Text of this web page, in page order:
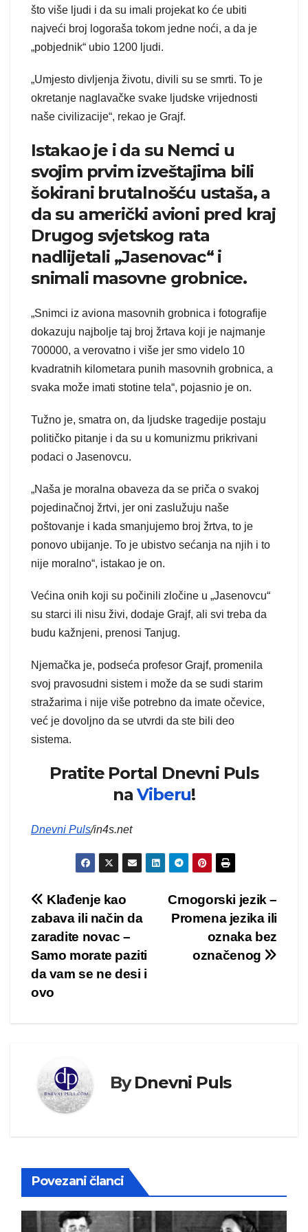
što više ljudi i da su imali projekat ko će ubiti
najveći broj logoraša tokom jedne noći, a da je
„pobjednik“ ubio 1200 ljudi.
„Umjesto divljenja životu, divili su se smrti. To je
okretanje naglavačke svake ljudske vrijednosti
naše civilizacije“, rekao je Grajf.
Istakao je i da su Nemci u
svojim prvim izveštajima bili
šokirani brutalnošću ustaša, a
da su američki avioni pred kraj
Drugog svjetskog rata
nadlijetali „Jasenovac“ i
snimali masovne grobnice.
„Snimci iz aviona masovnih grobnica i fotografije
dokazuju najbolje taj broj žrtava koji je najmanje
700000, a verovatno i više jer smo videlo 10
kvadratnih kilometara punih masovnih grobnica, a
svaka može imati stotine tela“, pojasnio je on.
Tužno je, smatra on, da ljudske tragedije postaju
političko pitanje i da su u komunizmu prikrivani
podaci o Jasenovcu.
„Naša je moralna obaveza da se priča o svakoj
pojedinačnoj žrtvi, jer oni zaslužuju naše
poštovanje i kada smanjujemo broj žrtva, to je
ponovo ubijanje. To je ubistvo sećanja na njih i to
nije moralno“, istakao je on.
Većina onih koji su počinili zločine u „Jasenovcu“
su starci ili nisu živi, dodaje Grajf, ali svi treba da
budu kažnjeni, prenosi Tanjug.
Njemačka je, podseća profesor Grajf, promenila
svoj pravosudni sistem i može da se sudi starim
stražarima i nije više potrebno da imate očevice,
već je dovoljno da se utvrdi da ste bili deo
sistema.
Pratite Portal Dnevni Puls
naViberu!
Dnevni Puls/in4s.net
Kretanje
članka
Crnogorski jezik –
Promena jezika ili
oznaka bez
označenog
Klađenje kao
zabava ili način da
zaradite novac –
Samo morate paziti
da vam se ne desi i
ovo
ByDnevni Puls
Povezani članci